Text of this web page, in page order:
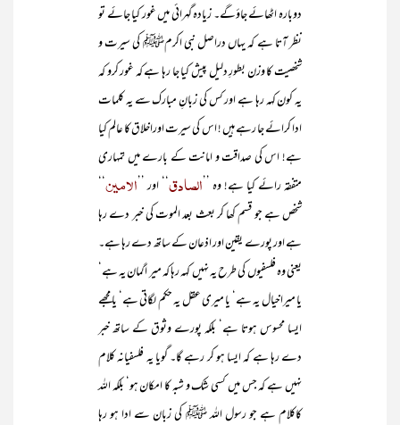
دوبارہ اٹھائے جاؤگے۔ زیادہ گہرائی میں غور کیا جائے تو
نظر آتا ہے کہ یہاں دراصل نبی اکرمﷺ کی سیرت و
شخصیت کا وزن بطورِ دلیل پیش کیا جا رہا ہے کہ غور کرو کہ
یہ کون کہہ رہا ہے اور کس کی زبانِ مبارک سے یہ کلمات
ادا کرائے جا رہے ہیں ! اس کی سیرت اوراخلاق کا عالم کیا
ہے! اس کی صداقت و امانت کے بارے میں تمہاری
متفقہ رائے کیا ہے! وہ ’’ الصادق ‘‘ اور ’’ الامین
شخص ہے جو قسم کھا کر بعث بعد الموت کی خبر دے رہا
ہے اور پورے یقین اور اذعان کے ساتھ دے رہا ہے۔
یعنی وہ فلسفیوں کی طرح یہ نہیں کہہ رہا کہ میر اگمان یہ ہے‘
یا میراخیال یہ ہے‘ یا میری عقل یہ حکم لگاتی ہے‘ یا مجھے
ایسا محسوس ہوتا ہے‘ بلکہ پورے وثوق کے ساتھ خبر
دے رہا ہے کہ ایسا ہو کر رہے گا۔ گویا یہ فلسفیانہ کلام
نہیں ہے کہ جس میں کسی شک و شبہ کا امکان ہو‘ بلکہ اللہ
کاکلام ہے جو رسول اللہ ﷺ کی زبان سے ادا ہو رہا